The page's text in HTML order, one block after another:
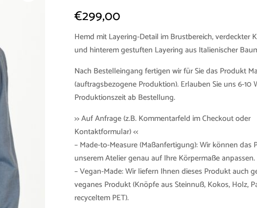
€299,00
Hemd mit Layering-Detail im Brustbereich, verdeckter
und hinterem gestuften Layering aus Italienischer
Nach Bestelleingang fertigen wir für Sie das Produkt
(auftragsbezogene Produktion). Erlauben Sie uns 6-10
Produktionszeit ab Bestellung.
>> Auf Anfrage (z.B. Kommentarfeld im Checkout oder
Kontaktformular) <<
– Made-to-Measure (Maßanfertigung): Wir können das
unserem Atelier genau auf Ihre Körpermaße anpassen.
– Vegan-Made: Wir liefern Ihnen dieses Produkt auch
veganes Produkt (Knöpfe aus Steinnuß, Kokos, Holz,
recyceltem PET).